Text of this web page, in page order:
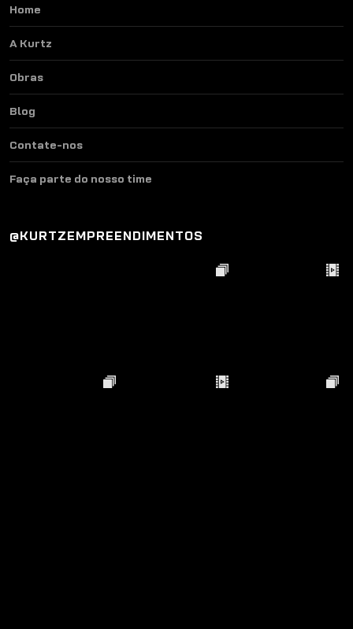
Home
A Kurtz
Obras
Blog
Contate-nos
Faça parte do nosso time
@KURTZEMPREENDIMENTOS